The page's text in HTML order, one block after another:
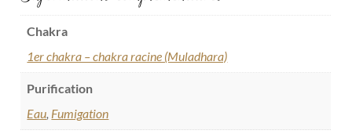
Chakra
1er chakra – chakra racine (Muladhara)
Purification
Eau Fumigation